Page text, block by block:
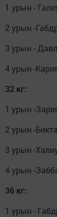
1 урын -
2 урын -
3 урын -
4 урын -
32 кг:
1 урын -
2 урын -
3 урын -
4 урын -
36 кг:
1 урын -